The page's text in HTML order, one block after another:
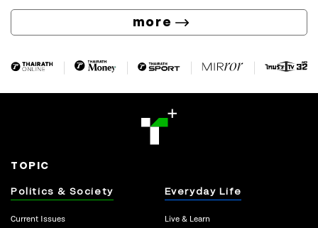
more
TOPIC
Politics & Society
Current Issues
Everyday Life
Live & Learn